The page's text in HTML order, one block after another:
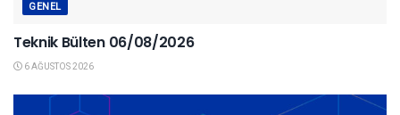
GENEL
Teknik Bülten 06/08/2026
6 AĞUSTOS 2026